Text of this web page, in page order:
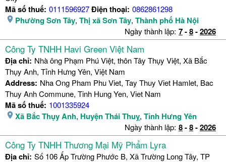
Mã số thuế: 0111596927Điện thoại: 0862861298
Phường Sơn Tây, Thị xã Sơn Tây, Thành phố Hà Nội
Ngày thành lập: 7-8-2026
Công Ty TNHH Havi Green Việt Nam
Địa chỉ: Nhà ông Phạm Phú Việt, thôn Tây Thụy Việt, Xã Bắc
Thụy Anh, Tỉnh Hưng Yên, Việt Nam
Address: Nha Ong Pham Phu Viet, Tay Thuy Viet Hamlet, Bac
Thuy Anh Commune, Tinh Hung Yen, Viet Nam
Mã số thuế: 1001335924
Xã Bắc Thụy Anh, Huyện Thái Thuỵ, Tỉnh Hưng Yên
Ngày thành lập: 8-8-2026
Công Ty TNHH Thương Mại Mỹ Phẩm Lyra
Địa chỉ: Số 106 Ấp Trường Phước B, Xã Trường Long Tây, TP